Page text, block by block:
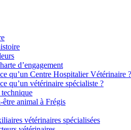
d’engagement
qu’un Centre Hospitalier Vétérinaire ?
qu’un vétérinaire spécialiste ?
technique
être animal à Frégis
vétérinaires spécialisées